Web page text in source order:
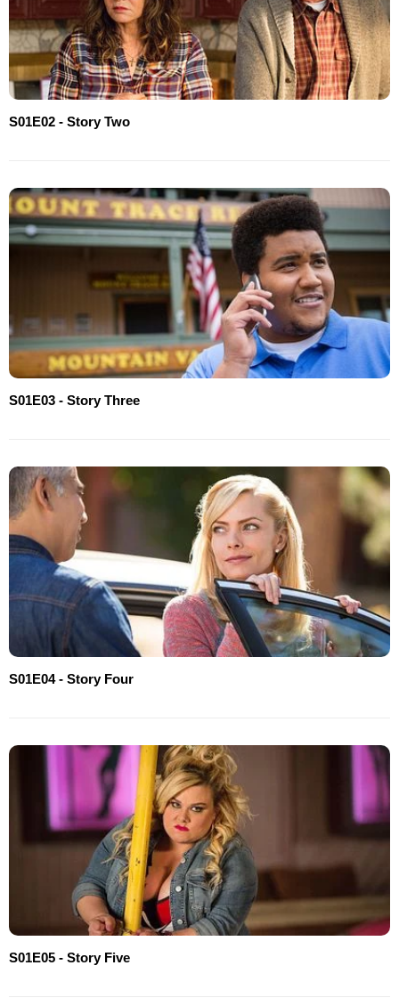
S01E02 - Story Two
S01E03 - Story Three
S01E04 - Story Four
S01E05 - Story Five